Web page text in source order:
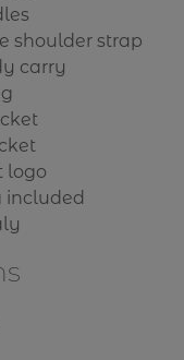
shoulder strap
carry
logo
included